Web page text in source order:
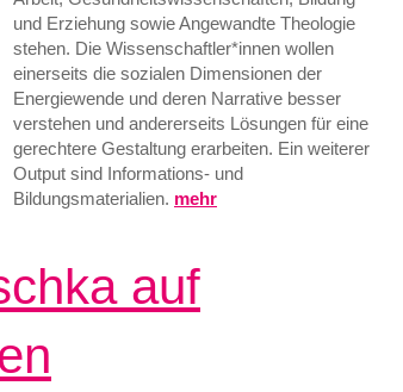
und Erziehung sowie Angewandte Theologie
stehen. Die Wissenschaftler*innen wollen
einerseits die sozialen Dimensionen der
Energiewende und deren Narrative besser
verstehen und andererseits Lösungen für eine
gerechtere Gestaltung erarbeiten. Ein weiterer
Output sind Informations- und
Bildungsmaterialien. mehr
auf